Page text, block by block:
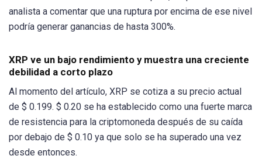
analista a comentar que una ruptura por encima de ese nivel
podría generar ganancias de hasta 300%.
XRP ve un bajo rendimiento y muestra una creciente
debilidad a corto plazo
Al momento del artículo, XRP se cotiza a su precio actual
de $ 0.199. $ 0.20 se ha establecido como una fuerte marca
de resistencia para la criptomoneda después de su caída
por debajo de $ 0.10 ya que solo se ha superado una vez
desde entonces.